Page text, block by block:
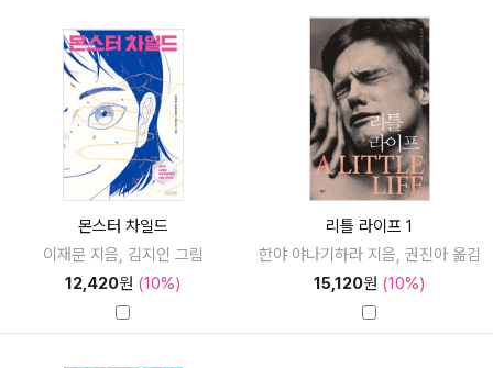
몬스터 차일드
이재문 지음, 김지인 그림
12,420원 (10%)
리틀 라이프 1
한야 야나기하라 지음, 권진아 옮김
15,120원 (10%)